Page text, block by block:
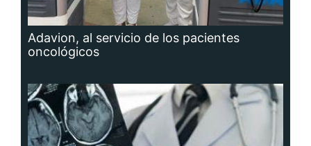
Adavion, al servicio de los pacientes
oncológicos